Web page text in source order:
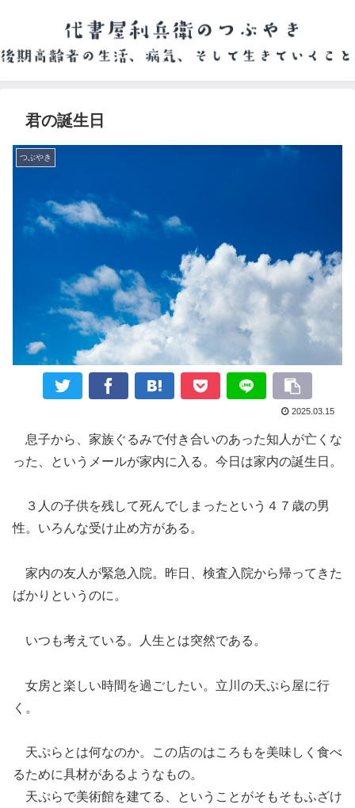
君の誕生日
つぶやき
2025.03.15
息子から、家族ぐるみで付き合いのあった知人が亡くな
った、というメールが家内に入る。今日は家内の誕生日。
３人の子供を残して死んでしまったという４７歳の男
性。いろんな受け止め方がある。
家内の友人が緊急入院。昨日、検査入院から帰ってきた
ばかりというのに。
いつも考えている。人生とは突然である。
女房と楽しい時間を過ごしたい。立川の天ぷら屋に行
く。
天ぷらとは何なのか。この店のはころもを美味しく食べ
るために具材があるようなもの。
天ぷらで美術館を建てる、ということがそもそもふざけ